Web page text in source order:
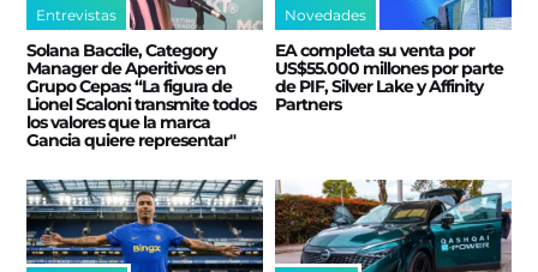
Entrevistas
Solana Baccile, Category
Manager de Aperitivos en
Grupo Cepas: “La figura de
Lionel Scaloni transmite todos
los valores que la marca
Gancia quiere representar"
Novedades
EA completa su venta por
US$55.000 millones por parte
de PIF, Silver Lake y Affinity
Partners